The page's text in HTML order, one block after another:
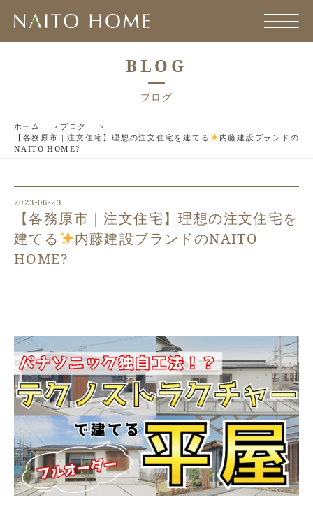
BLOG
ブログ
ホーム
ブログ
【各務原市｜注文住宅】理想の注文住宅を建てる
内藤建設ブランドの
NAITO HOME?
2023-06-23
【各務原市｜注文住宅】理想の注文住宅を
建てる
内藤建設ブランドのNAITO
HOME?